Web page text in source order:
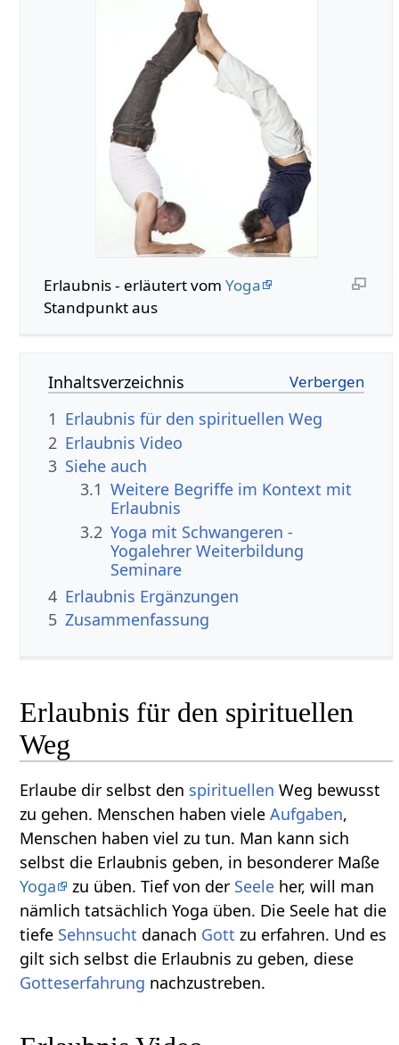
Erlaubnis‏‎ - erläutert vom Yoga
Standpunkt aus
Inhaltsverzeichnis
1 Erlaubnis für den spirituellen Weg
2
Erlaubnis‏‎ Video
3 Siehe auch
3.1 Weitere Begriffe im Kontext mit
3.2 Yoga mit Schwangeren -
Yogalehrer Weiterbildung
Seminare
4
Erlaubnis‏‎ Ergänzungen
5 Zusammenfassung
Erlaubnis für den spirituellen
Weg
Erlaube dir selbst den spirituellen Weg bewusst
zu gehen. Menschen haben vieleAufgaben,
Menschen haben viel zu tun. Man kann sich
selbst die Erlaubnis geben, in besonderer Maße
Yoga
zu üben. Tief von der Seele her, will man
nämlich tatsächlich Yoga üben. Die Seele hat die
tiefe Sehnsucht danach Gott zu erfahren. Und es
gilt sich selbst die Erlaubnis zu geben, diese
Gotteserfahrung nachzustreben.